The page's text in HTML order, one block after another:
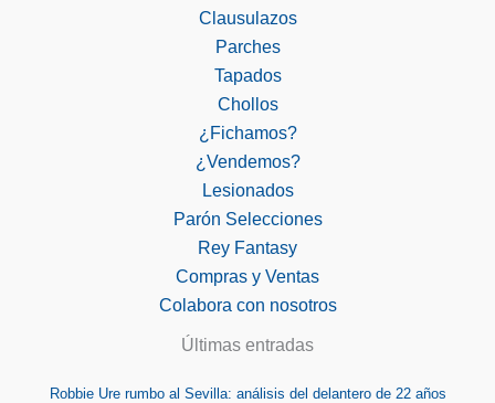
Clausulazos
Parches
Tapados
Chollos
¿Fichamos?
¿Vendemos?
Lesionados
Parón Selecciones
Rey Fantasy
Compras y Ventas
Colabora con nosotros
Últimas entradas
Robbie Ure rumbo al Sevilla: análisis del delantero de 22 años